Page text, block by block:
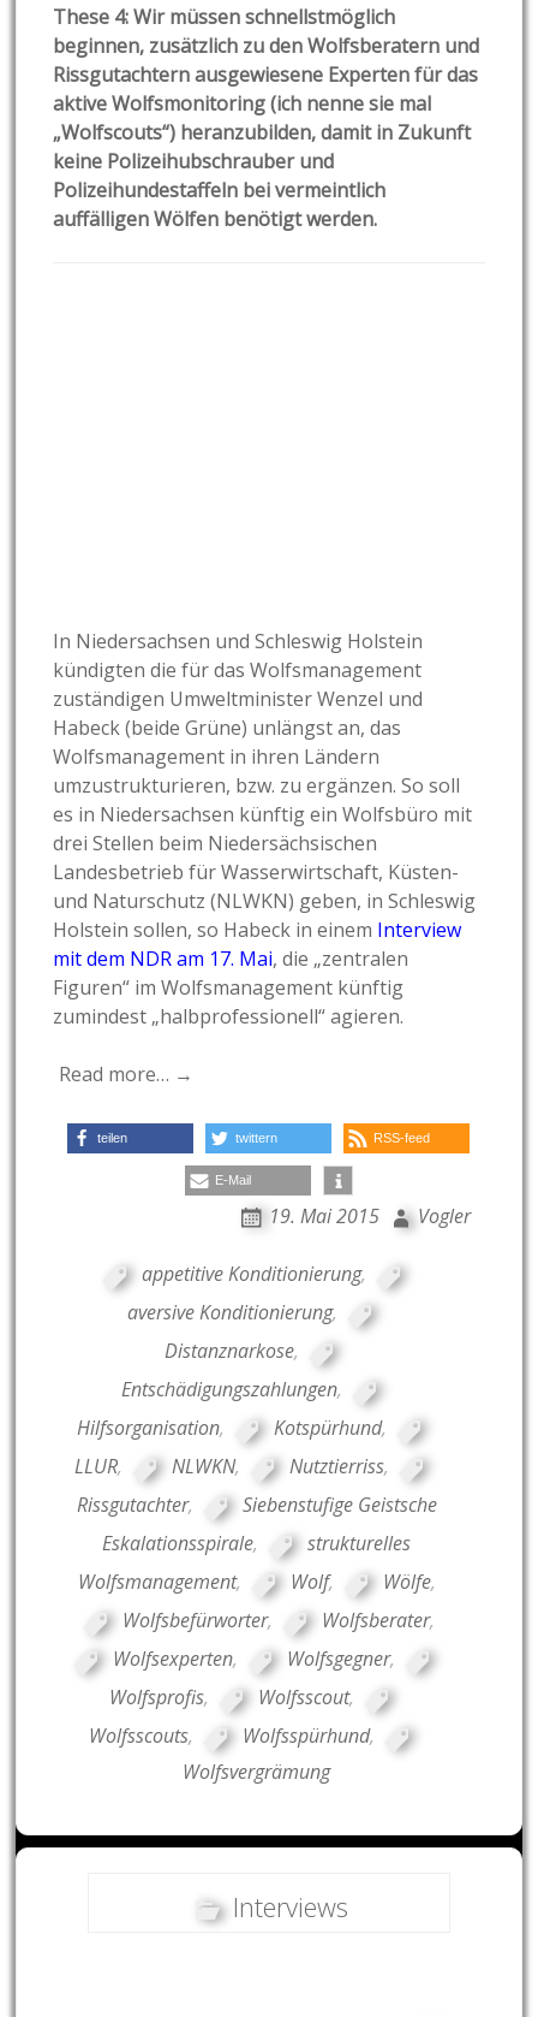
These 4: Wir müssen schnellstmöglich
beginnen, zusätzlich zu den Wolfsberatern und
Rissgutachtern ausgewiesene Experten für das
aktive Wolfsmonitoring (ich nenne sie mal
„Wolfscouts“) heranzubilden, damit in Zukunft
keine Polizeihubschrauber und
Polizeihundestaffeln bei vermeintlich
auffälligen Wölfen benötigt werden.
In Niedersachsen und Schleswig Holstein
kündigten die für das Wolfsmanagement
zuständigen Umweltminister Wenzel und
Habeck (beide Grüne) unlängst an, das
Wolfsmanagement in ihren Ländern
umzustrukturieren, bzw. zu ergänzen. So soll
es in Niedersachsen künftig ein Wolfsbüro mit
drei Stellen beim Niedersächsischen
Landesbetrieb für Wasserwirtschaft, Küsten-
und Naturschutz (NLWKN) geben, in Schleswig
Holstein sollen, so Habeck in einem Interview
mit dem NDR am 17. Mai, die „zentralen
Figuren“ im Wolfsmanagement künftig
zumindest „halbprofessionell“ agieren.
Read more… →
teilen twittern RSS-feed
E-Mail
19. Mai 2015 Vogler
appetitive Konditionierung,
aversive Konditionierung,
Distanznarkose,
Entschädigungszahlungen,
Hilfsorganisation, Kotspürhund,
LLUR, NLWKN, Nutztierriss,
Rissgutachter,
Siebenstufige Geistsche
Eskalationsspirale,
strukturelles
Wolfsmanagement, Wolf, Wölfe,
Wolfsbefürworter, Wolfsberater,
Wolfsexperten, Wolfsgegner,
Wolfsprofis, Wolfsscout,
Wolfsscouts, Wolfsspürhund,
Wolfsvergrämung
Interviews